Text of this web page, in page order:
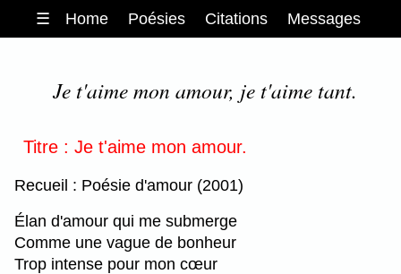
☰ Home Poésies Citations Messages
Je t'aime mon amour, je t'aime tant.
Titre : Je t'aime mon amour.
Recueil : Poésie d'amour (2001)
Élan d'amour qui me submerge
Comme une vague de bonheur
Trop intense pour mon cœur